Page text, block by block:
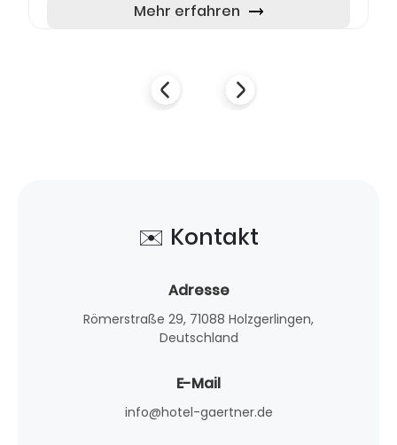
Seminar- und Veran...Mehr erfahren
✉️ Kontakt
Adresse
Römerstraße 29, 71088 Holzgerlingen,
Deutschland
E-Mail
info@hotel-gaertner.de